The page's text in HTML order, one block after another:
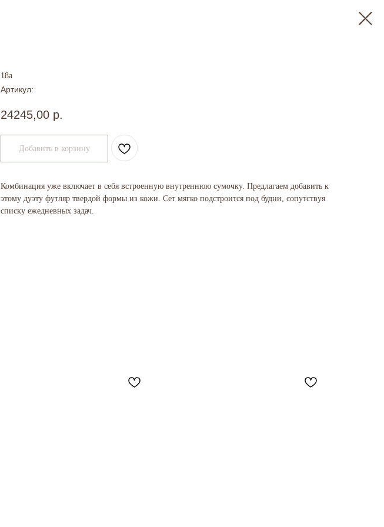
18а
Артикул:
24245,00 р.
Добавить в корзину
Комбинация уже включает в себя встроенную внутреннюю сумочку. Предлагаем добавить к
этому дуэту футляр твердой формы из кожи. Сет мягко подстроится под будни, сопутствуя
списку ежедневных задач.